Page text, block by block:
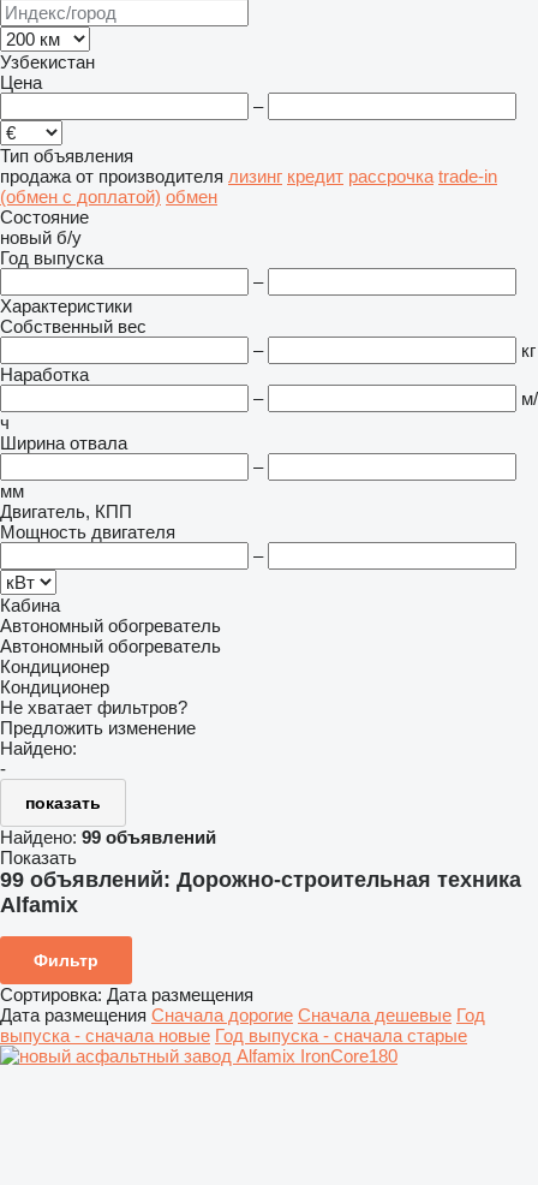
Узбекистан
Цена
–
Тип объявления
продажа от производителя лизинг кредит рассрочка trade-in
(обмен с доплатой) обмен
Состояние
новый б/у
Год выпуска
–
Характеристики
Собственный вес
–
кг
Наработка
–
м/
ч
Ширина отвала
–
мм
Двигатель, КПП
Мощность двигателя
–
Кабина
Автономный обогреватель
Автономный обогреватель
Кондиционер
Кондиционер
Не хватает фильтров?
Предложить изменение
Найдено:
-
показать
Найдено: 99 объявлений
Показать
99 объявлений: Дорожно-строительная техника
Alfamix
Фильтр
Сортировка: Дата размещения
Дата размещения Сначала дорогие Сначала дешевые Год
выпуска - сначала новые Год выпуска - сначала старые